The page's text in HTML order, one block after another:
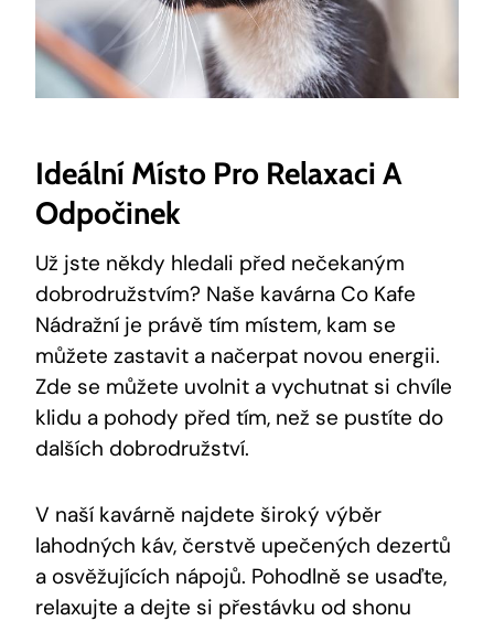
Ideální Místo Pro Relaxaci A
Odpočinek
Už jste někdy hledali před nečekaným
dobrodružstvím? Naše kavárna Co Kafe
Nádražní je právě tím místem, kam se
můžete zastavit a načerpat novou energii.
Zde se můžete uvolnit a vychutnat si chvíle
klidu a pohody před tím, než se pustíte do
dalších dobrodružství.
V naší kavárně najdete široký výběr
lahodných káv, čerstvě upečených dezertů
a osvěžujících nápojů. Pohodlně se usaďte,
relaxujte a dejte si přestávku od shonu